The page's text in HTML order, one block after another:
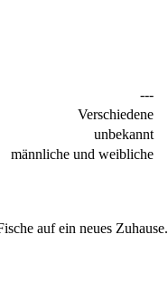
---
Verschiedene
unbekannt
männliche und weibliche
auf ein neues Zuhause.